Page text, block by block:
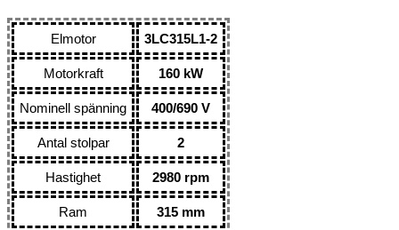
Elmotor 3LC315L1-2
Motorkraft 160 kW
Nominell spänning 400/690 V
Antal stolpar 2
Hastighet 2980 rpm
Ram 315 mm